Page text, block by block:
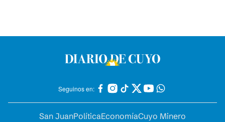
Seguinos en:
San JuanPolíticaEconomíaCuyo Minero